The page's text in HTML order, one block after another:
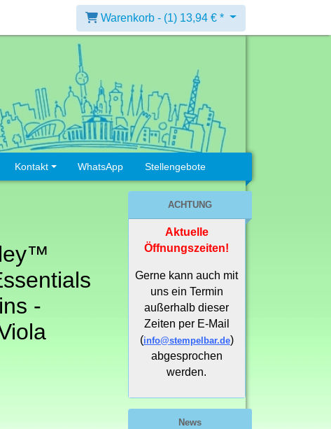
Warenkorb - (1) 13,94 € *
Kontakt WhatsApp Stellengebote
-
ACHTUNG
Aktuelle
Öffnungszeiten!
Gerne kann auch mit
uns ein Termin
außerhalb dieser
Zeiten per E-Mail
(info@stempelbar.de)
abgesprochen
werden.
News